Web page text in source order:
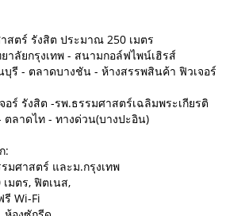
สตร์ รังสิต ประมาณ 250 เมตร
าลัยกรุงเทพ - สนามกอล์ฟไพน์เฮิรส์
รี - ตลาดบางชัน - ห้างสรรพสินค้า ฟิวเจอร์
อร์ รังสิต -รพ.ธรรมศาสตร์เฉลิมพระเกียรติ
ลาดไท - ทางด่วน(บางปะอิน)
:
มศาสตร์ และม.กรุงเทพ
มตร, ฟิตเนส,
Wi-Fi